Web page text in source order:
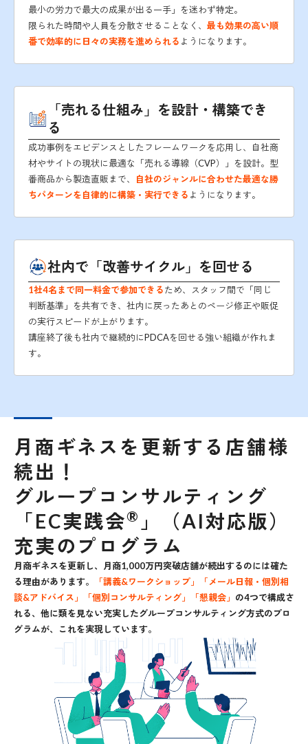
最小の労力で最大の成果が出る一手」を迷わず特定。
限られた時間や人員を分散させることなく、 最も効果の高い順
番で効率的に日々の実務を進められる ようになります。
「売れる仕組み」を設計・構築でき
る
成功事例をエビデンスとしたフレームワークを応用し、自社商
材やサイトの現状に最適な「売れる導線（CVP）」を設計。型
番商品から製造直販まで、
自社のジャンルに合わせた最適な勝
ちパターンを自律的に構築・実行できる ようになります。
社内で「改善サイクル」を回せる
1社4名まで同一料金で参加できるため、スタッフ間で「同じ
判断基準」を共有でき、社内に戻ったあとのページ修正や販促
の実行スピードが上がります。
講座終了後も社内で継続的にPDCAを回せる強い組織が作れま
す。
月商ギネスを更新する店舗様
続出！
グループコンサルティング
「EC実践会® 」（AI対応版）
充実のプログラム
月商ギネスを更新し、月商1,000万円突破店舗が続出するのには確た
る理由があります。
「講義&ワークショップ」「メール日報・個別相
談&アドバイス」「個別コンサルティング」「懇親会」 の4つで構成さ
れる、他に類を見ない充実したグループコンサルティング方式のプロ
グラムが、これを実現しています。